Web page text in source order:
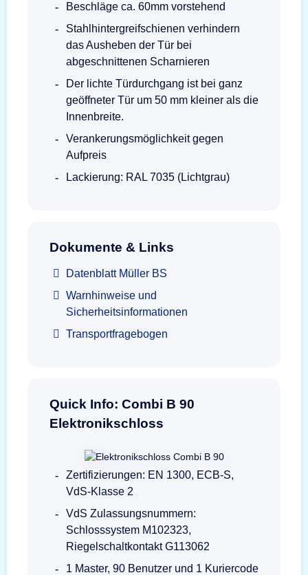
Beschläge ca. 60mm vorstehend
Stahlhintergreifschienen verhindern
das Ausheben der Tür bei
abgeschnittenen Scharnieren
Der lichte Türdurchgang ist bei ganz
geöffneter Tür um 50 mm kleiner als die
Innenbreite.
Verankerungsmöglichkeit gegen
Aufpreis
Lackierung: RAL 7035 (Lichtgrau)
Dokumente & Links
Datenblatt Müller BS
Warnhinweise und
Sicherheitsinformationen
Transportfragebogen
Quick Info: Combi B 90
Elektronikschloss
Zertifizierungen: EN 1300, ECB-S,
VdS-Klasse 2
VdS Zulassungsnummern:
Schlosssystem M102323,
Riegelschaltkontakt G113062
1 Master, 90 Benutzer und 1 Kuriercode